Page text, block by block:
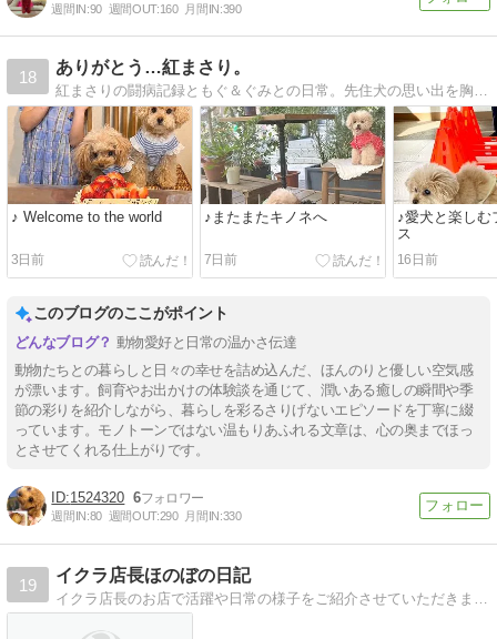
週間IN:90 週間OUT:160 月間IN:390
18
ありがとう…紅まさり。
♪ Welcome to the world
3日前
♪またまたキノネへ
7日前
♪愛犬と楽しむ
ス
16日前
このブログのここがポイント
動物愛好と日常の温かさ伝達
動物たちとの暮らしと日々の幸せを詰め込んだ、ほんのりと優しい空気感
が漂います。飼育やお出かけの体験談を通じて、潤いある癒しの瞬間や季
節の彩りを紹介しながら、暮らしを彩るさりげないエピソードを丁寧に綴
っています。モノトーンではない温もりあふれる文章は、心の奥までほっ
とさせてくれる仕上がりです。
1524320 6
週間IN:80 週間OUT:290 月間IN:330
19
イクラ店長ほのぼの日記